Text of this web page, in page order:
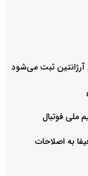
آرژانتین ثبت می‌شود
ملی فوتبال
به اصلاحات